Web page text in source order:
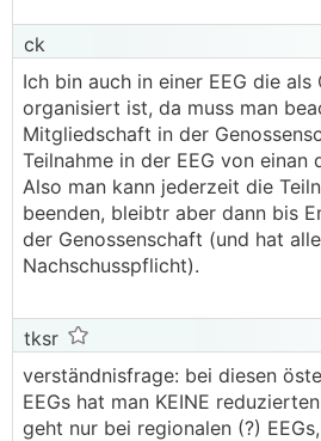
ck
Ich bin auch in einer EEG die als
organisiert ist, da muss man
Mitgliedschaft in der
Teilnahme in der EEG von einan
Also man kann jederzeit die
beenden, bleibtr aber dann bis
der Genossenschaft (und hat
Nachschusspflicht).
tksr
verständnisfrage: bei diesen
EEGs hat man KEINE
geht nur bei regionalen (?)